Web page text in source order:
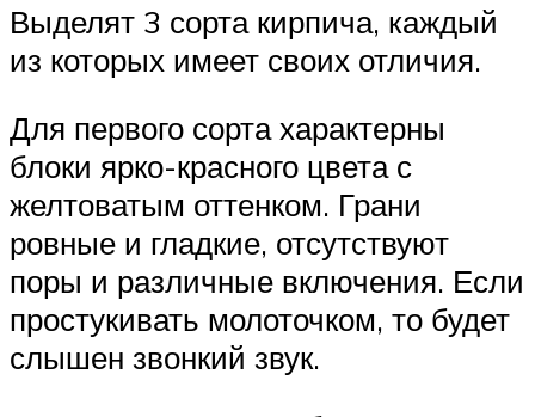
Выделят 3 сорта кирпича, каждый
из которых имеет своих отличия.
Для первого сорта характерны
блоки ярко-красного цвета с
желтоватым оттенком. Грани
ровные и гладкие, отсутствуют
поры и различные включения. Если
простукивать молоточком, то будет
слышен звонкий звук.